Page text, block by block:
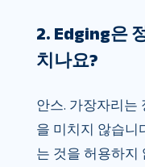
2. Edging은
치나요?
안스. 가장자리는
을 미치지 않습니
는 것을 허용하지